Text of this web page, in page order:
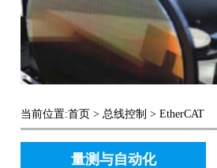
当前位置:首页 > 总线控制 > EtherCAT
量测与自动化